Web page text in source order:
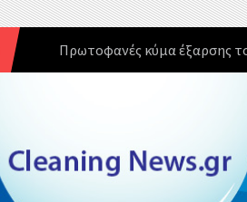
Πρωτοφανές κύμα έξαρσης